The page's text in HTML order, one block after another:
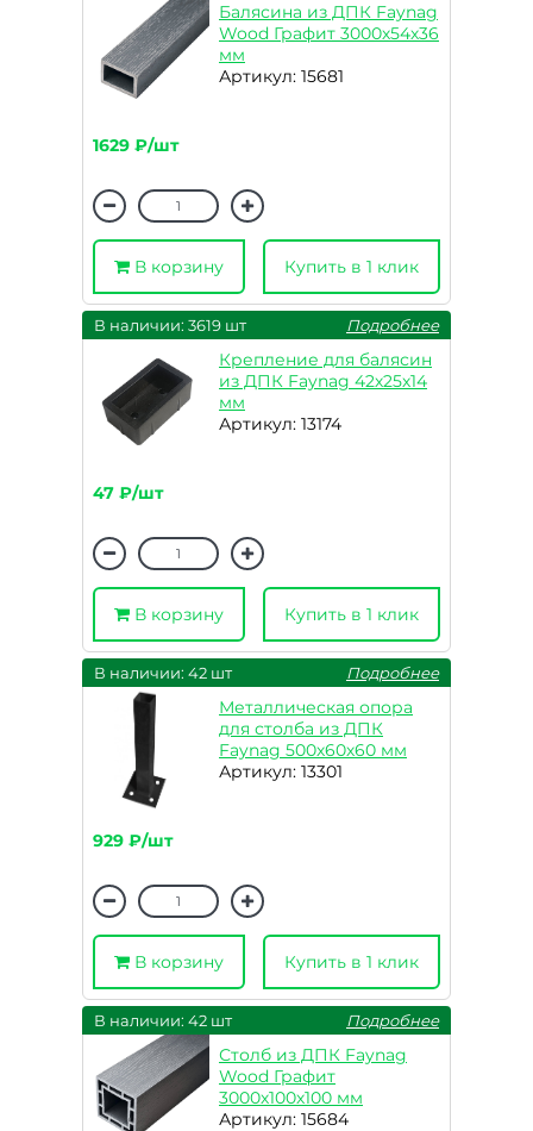
Балясина из ДПК Faynag
Wood Графит 3000х54х36
мм
Артикул: 15681
1629 ₽/шт
В корзину Купить в 1 клик
В наличии: 3619 шт Подробнее
Крепление для балясин
из ДПК Faynag 42х25х14
мм
Артикул: 13174
47 ₽/шт
В корзину Купить в 1 клик
В наличии: 42 шт Подробнее
Металлическая опора
для столба из ДПК
Faynag 500х60х60 мм
Артикул: 13301
929 ₽/шт
В корзину Купить в 1 клик
В наличии: 42 шт Подробнее
Столб из ДПК Faynag
Wood Графит
3000х100х100 мм
Артикул: 15684